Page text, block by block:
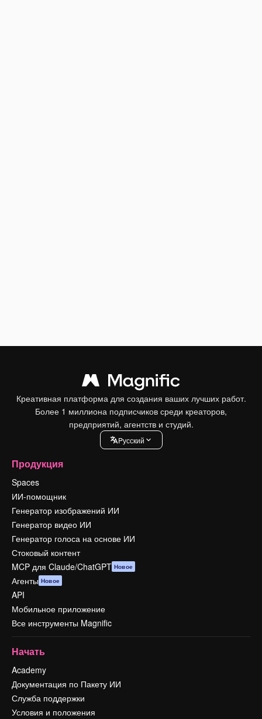
Креативная платформа для создания ваших лучших работ.
Более 1 миллиона подписчиков среди креаторов,
предприятий, агентств и студий.
Pусский
Продукция
Spaces
ИИ-помощник
Генератор изображений ИИ
Генератор видео ИИ
Генератор голоса на основе ИИ
Стоковый контент
MCP для Claude/ChatGPT Новое
Агенты Новое
API
Мобильное приложение
Все инструменты Magnific
Начать
Academy
Документация по Пакету ИИ
Служба поддержки
Условия и положения